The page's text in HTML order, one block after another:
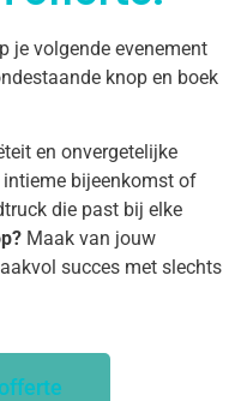
je volgende evenement
knop en boek
en onvergetelijke
bijeenkomst of
die past bij elke
Maak van jouw
succes met slechts